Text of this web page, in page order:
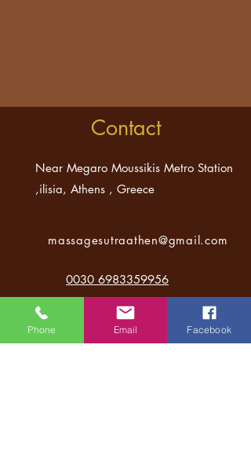
Contact
Near Megaro Moussikis Metro Station
,ilisia, Athens , Greece
massagesutraathen@gmail.com
0030 6983359956
0030 6983359956
Phone Email Facebook